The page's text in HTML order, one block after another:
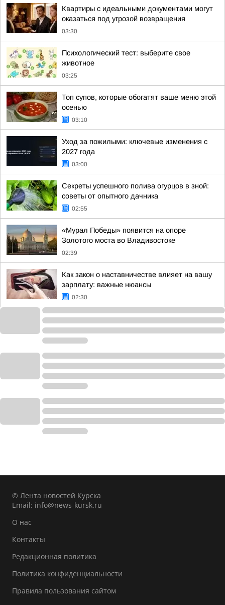
Квартиры с идеальными документами могут
оказаться под угрозой возвращения
03:30
Психологический тест: выберите свое
животное
03:25
Топ супов, которые обогатят ваше меню этой
осенью
03:10
Уход за пожилыми: ключевые изменения с
2027 года
03:00
Секреты успешного полива огурцов в зной:
советы от опытного дачника
02:55
«Мурал Победы» появится на опоре
Золотого моста во Владивостоке
02:39
Как закон о наставничестве влияет на вашу
зарплату: важные нюансы
02:30
© Лента новостей Курска
Email: info@news-kursk.ru
О нас
Контакты
Редакционная политика
Политика конфиденциальности
Правила пользования сайтом